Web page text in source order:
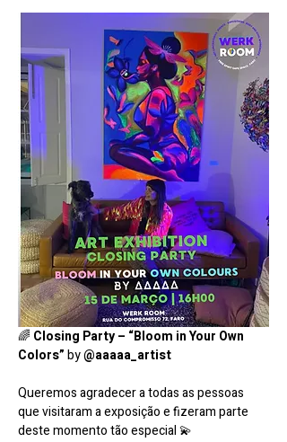
🌈 Closing Party – “Bloom in Your Own
Colors” by @aaaaa_artist
Queremos agradecer a todas as pessoas
que visitaram a exposição e fizeram parte
deste momento tão especial 💫